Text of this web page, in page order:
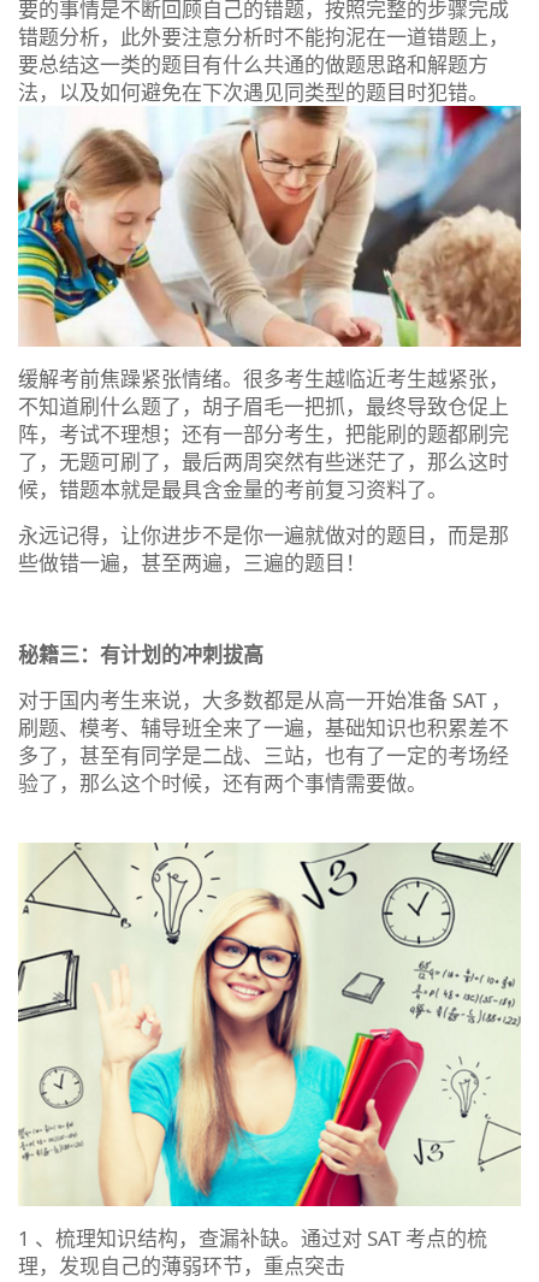
要的事情是不断回顾自己的错题，按照完整的步骤完成
错题分析，此外要注意分析时不能拘泥在一道错题上，
要总结这一类的题目有什么共通的做题思路和解题方
法，以及如何避免在下次遇见同类型的题目时犯错。
缓解考前焦躁紧张情绪。很多考生越临近考生越紧张，
不知道刷什么题了，胡子眉毛一把抓，最终导致仓促上
阵，考试不理想；还有一部分考生，把能刷的题都刷完
了，无题可刷了，最后两周突然有些迷茫了，那么这时
候，错题本就是最具含金量的考前复习资料了。
永远记得，让你进步不是你一遍就做对的题目，而是那
些做错一遍，甚至两遍，三遍的题目！
秘籍三：有计划的冲刺拔高
对于国内考生来说，大多数都是从高一开始准备 SAT ，
刷题、模考、辅导班全来了一遍，基础知识也积累差不
多了，甚至有同学是二战、三站，也有了一定的考场经
验了，那么这个时候，还有两个事情需要做。
1 、梳理知识结构，查漏补缺。通过对 SAT 考点的梳
理，发现自己的薄弱环节，重点突击